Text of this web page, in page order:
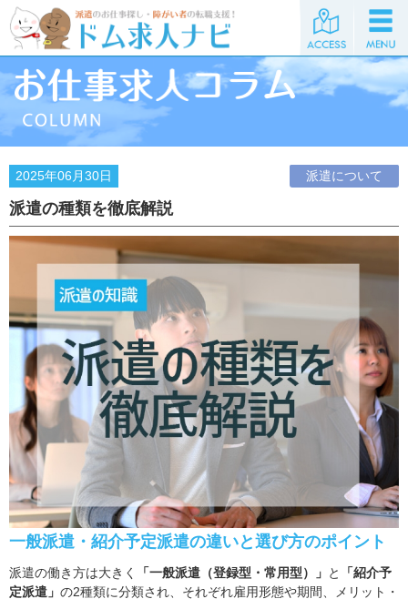
2025年06月30日
派遣の種類を徹底解説
派遣について
一般派遣・紹介予定派遣の違いと選び方のポイント
派遣の働き方は大きく 「一般派遣（登録型・常用型）」 と
「紹介予
定派遣」 の2種類に分類され、それぞれ雇用形態や期間、メリット・